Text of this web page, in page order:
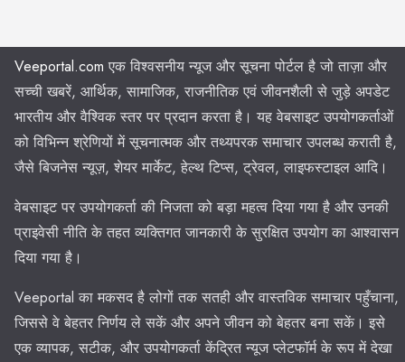
Veeportal.com एक विश्वसनीय न्यूज और सूचना पोर्टल है जो ताज़ा और
सच्ची खबरें, आर्थिक, सामाजिक, राजनीतिक एवं जीवनशैली से जुड़े अपडेट
भारतीय और वैश्विक स्तर पर प्रदान करता है। यह वेबसाइट उपयोगकर्ताओं
को विभिन्न श्रेणियों में सूचनात्मक और तथ्यपरक समाचार उपलब्ध कराती है,
जैसे बिजनेस न्यूज़, शेयर मार्केट, हेल्थ टिप्स, ट्रेवल, लाइफस्टाइल आदि।
वेबसाइट पर उपयोगकर्ता की निजता को बड़ा महत्व दिया गया है और उनकी
प्राइवेसी नीति के तहत व्यक्तिगत जानकारी के सुरक्षित उपयोग का आश्वासन
दिया गया है।
Veeportal का मकसद है लोगों तक सतही और वास्तविक समाचार पहुँचाना,
जिससे वे बेहतर निर्णय ले सकें और अपने जीवन को बेहतर बना सकें। इसे
एक व्यापक, सटीक, और उपयोगकर्ता केंद्रित न्यूज प्लेटफॉर्म के रूप में देखा